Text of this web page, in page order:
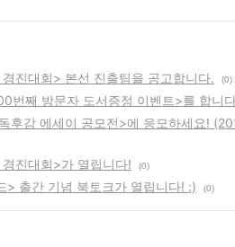
진대회> 본선 진출팀을 공고합니다. (0)
번째 방문자 도서증정 이벤트>를 합니
후감 에세이 공모전>에 응모하세요!
진대회>가 열립니다! (0)
> 출간 기념 북토크가 열립니다! :) (0)